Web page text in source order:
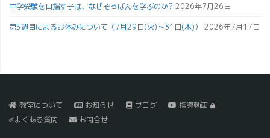
中学受験を目指す子は、なぜそろばんを学ぶのか? 2026年7月26日
第5週目によるお休みについて（7月29日(火)～31日(木)） 2026年7月17日
教室について お知らせ ブログ
指導動画
✐よくある質問
お問合せ